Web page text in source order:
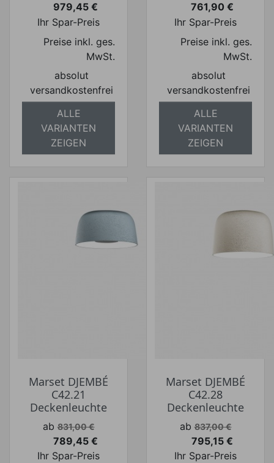
Preis
979,45 €
Ihr Spar-Preis
Preise inkl. ges.
MwSt.
absolut
versandkostenfrei
ALLE
VARIANTEN
ZEIGEN
Preis
761,90 €
Ihr Spar-Preis
Preise inkl. ges.
MwSt.
absolut
versandkostenfrei
ALLE
VARIANTEN
ZEIGEN
Marset DJEMBÉ
C42.21
Deckenleuchte
Verkaufspreis
ab 831,00 €
Preis
789,45 €
Ihr Spar-Preis
Marset DJEMBÉ
C42.28
Deckenleuchte
Verkaufspreis
ab 837,00 €
Preis
795,15 €
Ihr Spar-Preis